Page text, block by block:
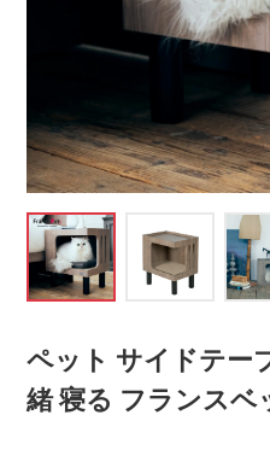
ペット サイドテー
緒 寝る フランスベ